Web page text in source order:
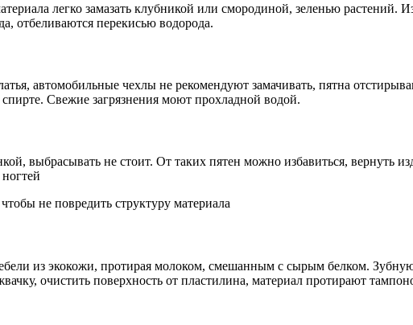
легко замазать клубникой или смородиной, зеленью
отбеливаются перекисью водорода.
автомобильные чехлы не рекомендуют замачивать, пятна
Свежие загрязнения моют прохладной водой.
выбрасывать не стоит. От таких пятен можно избавиться, вернуть
не повредить структуру материала
из экокожи, протирая молоком, смешанным с сырым белком.
очистить поверхность от пластилина, материал протирают